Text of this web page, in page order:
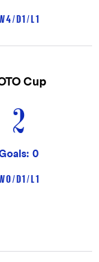
4 / D 1 / L 1
Cup
2
0
0 / D 1 / L 1